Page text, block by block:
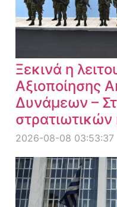
Ξεκινά η
Αξιοποίησης
Δυνάμεων –
στρατιωτικών
2026-08-08 03:53:37